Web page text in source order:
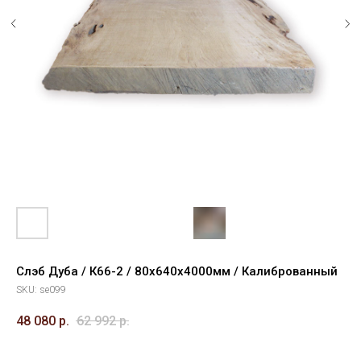
Слэб Дуба / К66-2 / 80х640х4000мм / Калиброванный
SKU: se099
48 080 р. 62 992 р.